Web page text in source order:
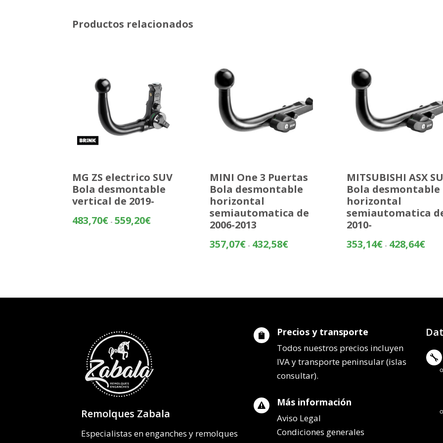
Productos relacionados
MG ZS electrico SUV
Bola desmontable
vertical de 2019-
483,70€ - 559,20€Rango
MINI One 3 Puertas
Bola desmontable
horizontal
semiautomatica de
2006-2013
357,07€ - 432,58€Rango
hasta
MITSUBISHI ASX
Bola desmontable
horizontal
semiautomatica
2010-
353,14€ - 428,64€
hasta
Remolques Zabala
Especialistas en enganches y remolques
 Precios y transporte
Todos nuestros precios incluyen
IVA y transporte peninsular (islas
consultar).
 Más información
Aviso Legal
Condiciones generales
